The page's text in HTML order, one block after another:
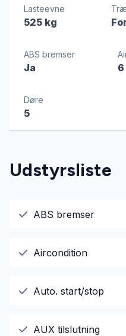
Lasteevne
525 kg
ABS bremser
Ja 6
Døre
5
Udstyrsliste
ABS bremser
Aircondition
Auto. start/stop
AUX tilslutning